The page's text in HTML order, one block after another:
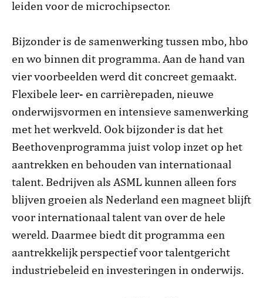
leiden voor de microchipsector.
Bijzonder is de samenwerking tussen mbo, hbo
en wo binnen dit programma. Aan de hand van
vier voorbeelden werd dit concreet gemaakt.
Flexibele leer- en carrièrepaden, nieuwe
onderwijsvormen en intensieve samenwerking
met het werkveld. Ook bijzonder is dat het
Beethovenprogramma juist volop inzet op het
aantrekken en behouden van internationaal
talent. Bedrijven als ASML kunnen alleen fors
blijven groeien als Nederland een magneet blijft
voor internationaal talent van over de hele
wereld. Daarmee biedt dit programma een
aantrekkelijk perspectief voor talentgericht
industriebeleid en investeringen in onderwijs.